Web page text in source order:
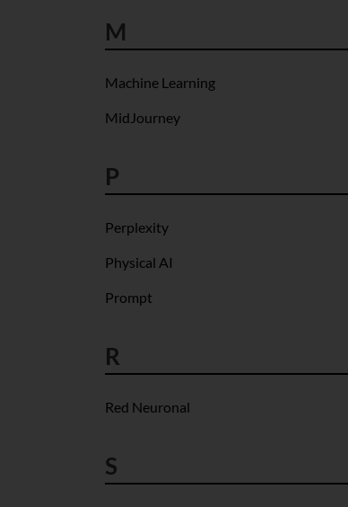
M
Machine Learning
MidJourney
P
Perplexity
Physical AI
Prompt
R
Red Neuronal
S